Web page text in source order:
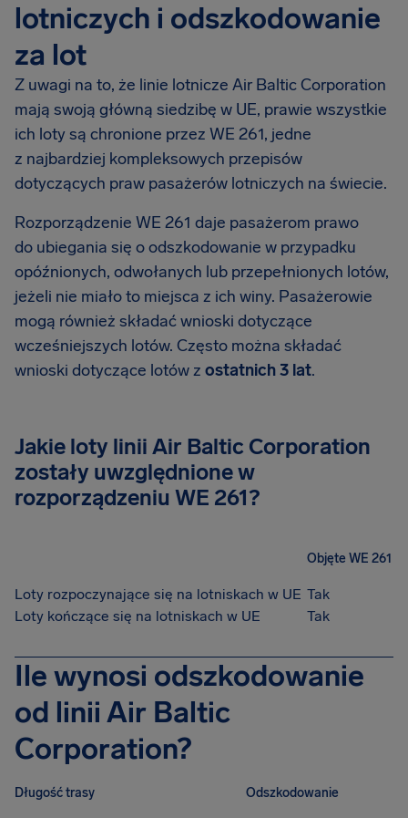
lotniczych i odszkodowanie
za lot
Z uwagi na to, że linie lotnicze Air Baltic Corporation
mają swoją główną siedzibę w UE, prawie wszystkie
ich loty są chronione przez WE 261, jedne
z najbardziej kompleksowych przepisów
dotyczących praw pasażerów lotniczych na świecie.
Rozporządzenie WE 261 daje pasażerom prawo
do ubiegania się o odszkodowanie w przypadku
opóźnionych, odwołanych lub przepełnionych lotów,
jeżeli nie miało to miejsca z ich winy. Pasażerowie
mogą również składać wnioski dotyczące
wcześniejszych lotów. Często można składać
wnioski dotyczące lotów z ostatnich 3 lat.
Jakie loty linii Air Baltic Corporation
zostały uwzględnione w
rozporządzeniu WE 261?
Objęte WE 261
Loty rozpoczynające się na lotniskach w UE Tak
Loty kończące się na lotniskach w UE
Tak
Ile wynosi odszkodowanie
od linii Air Baltic
Corporation?
Długość trasy Odszkodowanie